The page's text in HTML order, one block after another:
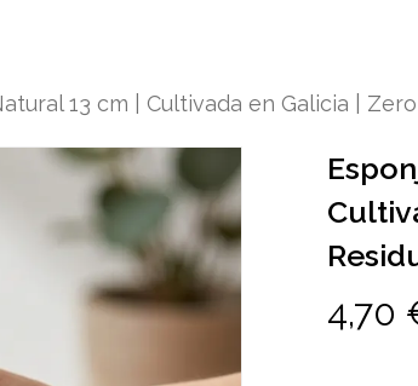
13 cm | Cultivada en Galicia |
4,70